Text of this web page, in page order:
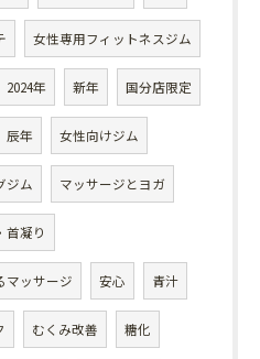
女性専用フィットネスジム
2024年 新年 国分店限定
辰年 女性向けジム
ジム マッサージとヨガ
首凝り
マッサージ 安心 青汁
むくみ改善 糖化